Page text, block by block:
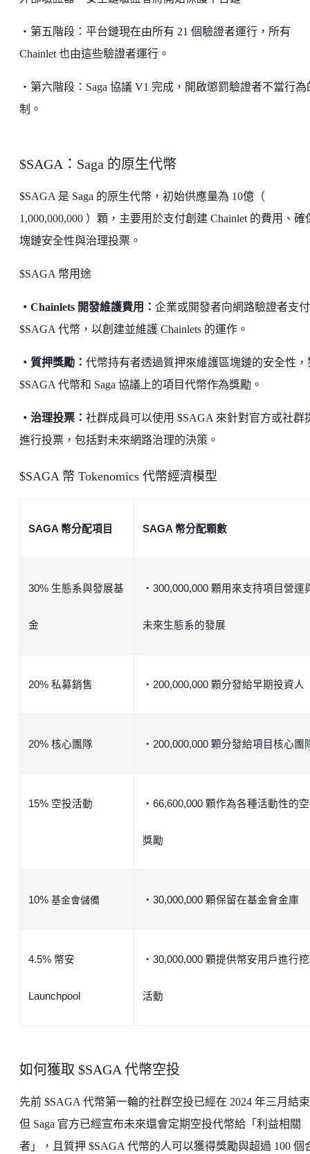
・第五階段：平台鏈現在由所有 21 個驗證者運行，所有
Chainlet 也由這些驗證者運行。
・第六階段：Saga 協議 V1 完成，開啟懲罰驗證者不當行為
制。
$SAGA：Saga 的原生代幣
$SAGA 是 Saga 的原生代幣，初始供應量為 10億（
1,000,000,000 ）顆，主要用於支付創建 Chainlet 的費用、確
塊鏈安全性與治理投票。
$SAGA 幣用途
・Chainlets 開發維護費用： 企業或開發者向網路驗證者支付
$SAGA 代幣，以創建並維護 Chainlets 的運作。
・質押獎勵： 代幣持有者透過質押來維護區塊鏈的安全性，
$SAGA 代幣和 Saga 協議上的項目代幣作為獎勵。
・治理投票： 社群成員可以使用 $SAGA 來針對官方或社群
進行投票，包括對未來網路治理的決策。
$SAGA 幣 Tokenomics 代幣經濟模型
SAGA 幣分配項目 SAGA 幣分配顆數
30% 生態系與發展基
金
・300,000,000 顆用來支持項目營運
未來生態系的發展
20% 私募銷售 ・200,000,000 顆分發給早期投資人
20% 核心團隊 ・200,000,000 顆分發給項目核心團
15% 空投活動 ・66,600,000 顆作為各種活動性的
獎勵
10% 基金會儲備 ・30,000,000 顆保留在基金會金庫
4.5% 幣安
Launchpool
・30,000,000 顆提供幣安用戶進行
活動
如何獲取 $SAGA 代幣空投
先前 $SAGA 代幣第一輪的社群空投已經在 2024 年三月結
但 Saga 官方已經宣布未來還會定期空投代幣給「利益相關
者」，且質押 $SAGA 代幣的人可以獲得獎勵與超過 100 個